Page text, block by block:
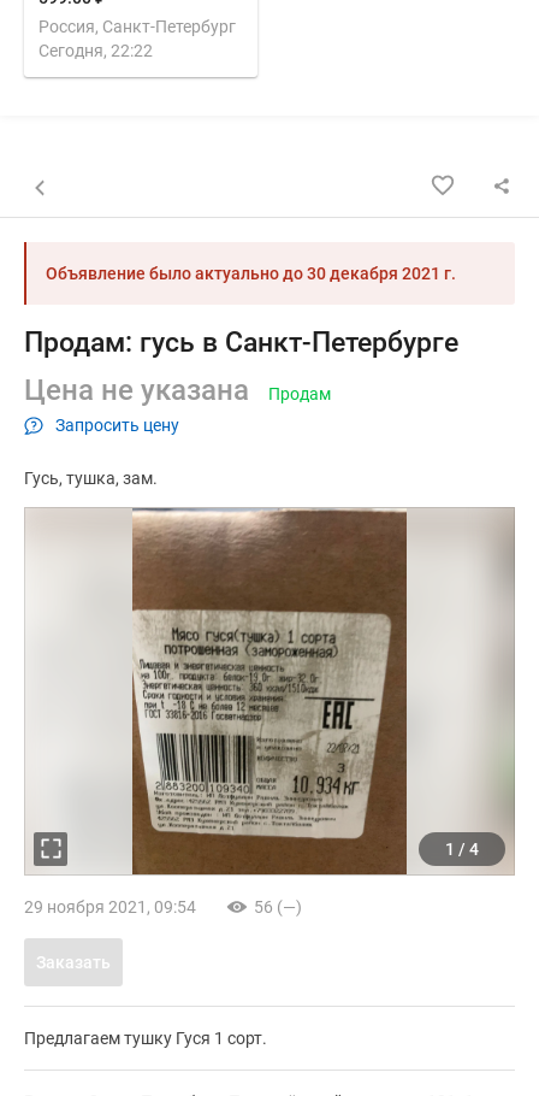
Россия, Санкт-Петербург
Сегодня, 22:22
Назад к списку объявлений
Объявление было актуально до30 декабря 2021 г.
Продам: гусь в Санкт-Петербурге
Цена не указана
Запросить цену
Продам
Гусь тушка зам.
1 / 4
29 ноября 2021, 09:54 56 (—)
Заказать
Предлагаем тушку Гуся 1 сорт.